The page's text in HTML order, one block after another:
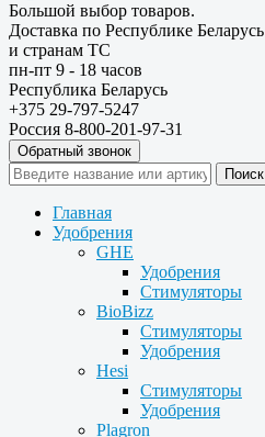
Большой выбор товаров.
Доставка по Республике Беларусь
и странам ТС
пн-пт 9 - 18 часов
Республика Беларусь
+375 29-797-5247
Россия 8-800-201-97-31
Обратный звонок
Главная
Удобрения
GHE
Удобрения
Стимуляторы
BioBizz
Стимуляторы
Удобрения
Hesi
Стимуляторы
Удобрения
Plagron